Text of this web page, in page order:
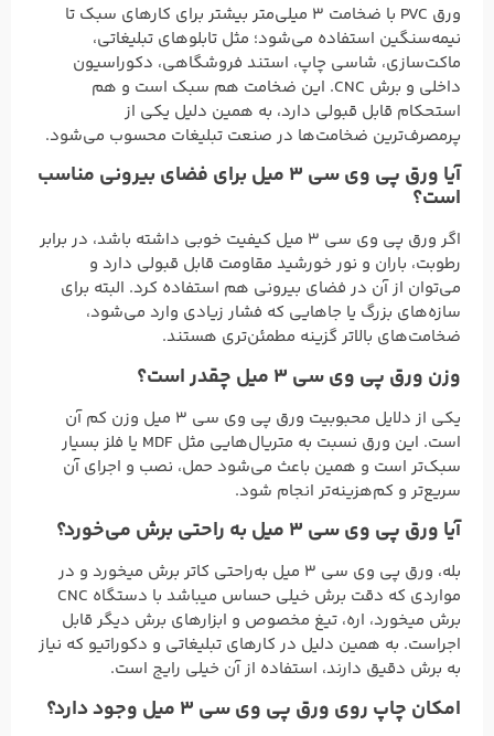
ورق PVC با ضخامت ۳ میلی‌متر بیشتر برای کارهای سبک تا
نیمه‌سنگین استفاده می‌شود؛ مثل تابلوهای تبلیغاتی،
ماکت‌سازی، شاسی چاپ، استند فروشگاهی، دکوراسیون
داخلی و برش CNC. این ضخامت هم سبک است و هم
استحکام قابل قبولی دارد، به همین دلیل یکی از
پرمصرف‌ترین ضخامت‌ها در صنعت تبلیغات محسوب می‌شود.
آیا ورق پی وی سی 3 میل برای فضای بیرونی مناسب
است؟
اگر ورق پی وی سی 3 میل کیفیت خوبی داشته باشد، در برابر
رطوبت، باران و نور خورشید مقاومت قابل قبولی دارد و
می‌توان از آن در فضای بیرونی هم استفاده کرد. البته برای
سازه‌های بزرگ یا جاهایی که فشار زیادی وارد می‌شود،
ضخامت‌های بالاتر گزینه مطمئن‌تری هستند.
وزن ورق پی وی سی 3 میل چقدر است؟
یکی از دلایل محبوبیت ورق پی وی سی 3 میل وزن کم آن
است. این ورق نسبت به متریال‌هایی مثل MDF یا فلز بسیار
سبک‌تر است و همین باعث می‌شود حمل، نصب و اجرای آن
سریع‌تر و کم‌هزینه‌تر انجام شود.
آیا ورق پی وی سی 3 میل به راحتی برش می‌خورد؟
بله، ورق پی وی سی 3 میل به‌راحتی کاتر برش میخورد و در
مواردی که دقت برش خیلی حساس میباشد با دستگاه CNC
برش میخورد، اره، تیغ مخصوص و ابزارهای برش دیگر قابل
اجراست. به همین دلیل در کارهای تبلیغاتی و دکوراتیو که نیاز
به برش دقیق دارند، استفاده از آن خیلی رایج است.
امکان چاپ روی ورق پی وی سی 3 میل وجود دارد؟